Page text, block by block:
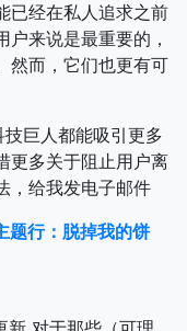
已经在私人追求之前
来说是最重要的，
然而，它们也更有可
巨人都能吸引更多
更多关于阻止用户离
，给我发电子邮件
题行：脱掉我的饼